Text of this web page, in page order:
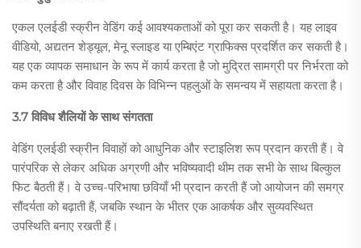
एकल एलईडी स्क्रीन वेडिंग कई आवश्यकताओं को पूरा कर सकती है। यह लाइव
वीडियो, अद्यतन शेड्यूल, मेनू स्लाइड या एम्बिएंट ग्राफिक्स प्रदर्शित कर सकती है।
यह एक व्यापक समाधान के रूप में कार्य करता है जो मुद्रित सामग्री पर निर्भरता को
कम करता है और विवाह दिवस के विभिन्न पहलुओं के समन्वय में सहायता करता है।
3.7 विविध शैलियों के साथ संगतता
वेडिंग एलईडी स्क्रीन विवाहों को आधुनिक और स्टाइलिश रूप प्रदान करती हैं। वे
पारंपरिक से लेकर अधिक अग्रणी और भविष्यवादी थीम तक सभी के साथ बिल्कुल
फिट बैठती हैं। वे उच्च-परिभाषा छवियाँ भी प्रदान करती हैं जो आयोजन की समग्र
सौंदर्यता को बढ़ाती हैं, जबकि स्थान के भीतर एक आकर्षक और सुव्यवस्थित
उपस्थिति बनाए रखती हैं।